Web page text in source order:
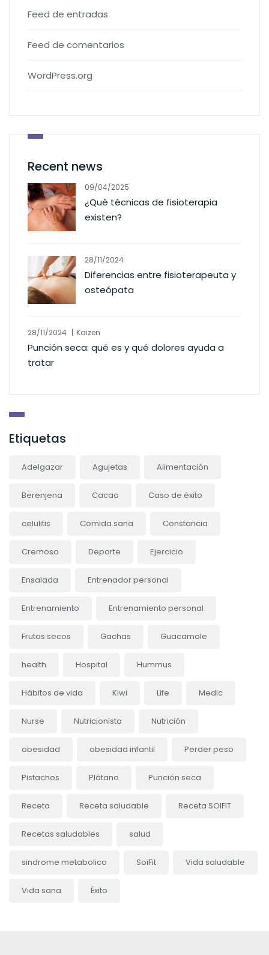
Feed de entradas
Feed de comentarios
WordPress.org
Recent news
09/04/2025
¿Qué técnicas de fisioterapia
existen?
28/11/2024
Diferencias entre fisioterapeuta y
osteópata
28/11/2024 Kaizen
Punción seca: qué es y qué dolores ayuda a
tratar
Etiquetas
Adelgazar Agujetas Alimentación
Berenjena Cacao Caso de éxito
celulitis Comida sana Constancia
Cremoso Deporte Ejercicio
Ensalada Entrenador personal
Entrenamiento Entrenamiento personal
Frutos secos Gachas Guacamole
health Hospital Hummus
Hábitos de vida Kiwi Life Medic
Nurse Nutricionista Nutrición
obesidad obesidad infantil Perder peso
Pistachos Plátano Punción seca
Receta Receta saludable Receta SOIFIT
Recetas saludables salud
sindrome metabolico SoiFit Vida saludable
Vida sana Éxito